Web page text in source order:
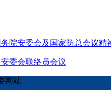
院安委会及国家防总会议精
委会联络员会议
网站